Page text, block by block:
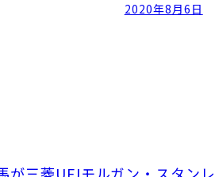
2020年8月6日